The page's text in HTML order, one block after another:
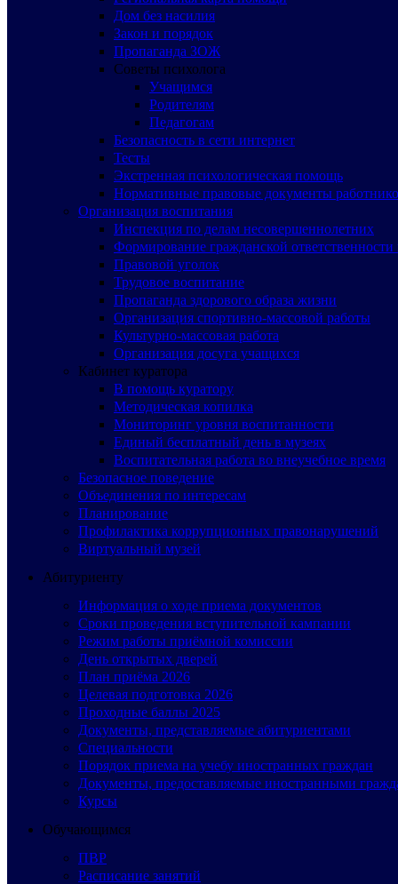
Дом без насилия
Закон и порядок
Пропаганда ЗОЖ
Советы психолога
Учащимся
Родителям
Педагогам
Безопасность в сети интернет
Тесты
Экстренная психологическая помощь
Нормативные правовые документы
Организация воспитания
Инспекция по делам несовершеннолетних
Формирование гражданской ответственности
Правовой уголок
Трудовое воспитание
Пропаганда здорового образа жизни
Организация спортивно-массовой работы
Культурно-массовая работа
Организация досуга учащихся
Кабинет куратора
В помощь куратору
Методическая копилка
Мониторинг уровня воспитанности
Единый бесплатный день в музеях
Воспитательная работа во внеучебное время
Безопасное поведение
Объединения по интересам
Планирование
Профилактика коррупционных правонарушений
Виртуальный музей
Абитуриенту
Информация о ходе приема документов
Сроки проведения вступительной кампании
Режим работы приёмной комиссии
День открытых дверей
План приёма 2026
Целевая подготовка 2026
Проходные баллы 2025
Документы, представляемые абитуриентами
Специальности
Порядок приема на учебу иностранных граждан
Документы, предоставляемые иностранными
Курсы
Обучающимся
ПВР
Расписание занятий